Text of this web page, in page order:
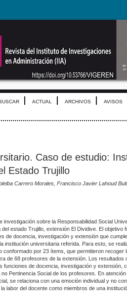
ACTUAL ARCHIVOS AVISOS
Caso de estudio:
Estado Trujillo
Carrero Morales, Francisco Javier Lahoud
sobre la Responsabilidad Social
estado Trujillo, extensión El Dividive. El objetivo
de docencia, investigación y extensión que
institución universitaria referida. Para esto, se
por 23 ítems, que permitieron recoger
de 68 profesores de la extensión. Los resultados
funciones de docencia, investigación y extensión,
Pertinencia Social de los profesores. En
se relaciona con una emoción individual y no
labor del docente como miembros de una